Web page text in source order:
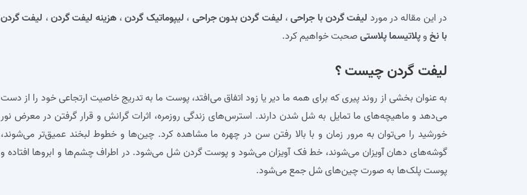
در این مقاله در مورد لیفت گردن با جراحی، لیفت گردن بدون جراحی ، لیپوماتیک گردن،هزینه لیفت گردن، ليفت گردن
با نخوپلاتیسما پلاستیصحبت خواهیم کرد.
لیفت گردن چیست ؟
به عنوان بخشی از روند پیری که برای همه ما دیر یا زود اتفاق می‌افتد، پوست ما به تدریج خاصیت ارتجاعی خود را از دست
می‌دهد و ماهیچه‌های ما تمایل به شل شدن دارند. استرس‌های زندگی روزمره، اثرات گرانش و قرار گرفتن در معرض نور
خورشید را می‌توان به ‌مرور زمان و با بالا رفتن سن در چهره ما مشاهده کرد. چین‌ها و خطوط لبخند عمیق‌تر می‌شوند،
گوشه‌های دهان آویزان می‌شوند، خط فک آویزان می‌شود و پوست گردن شل می‌شود. در اطراف چشم‌ها و ابروها افتاده و
پوست پلک‌ها به صورت چین‌های شل جمع می‌شود.